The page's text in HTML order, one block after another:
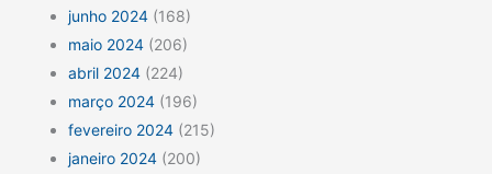
junho 2024 (168)
maio 2024 (206)
abril 2024 (224)
março 2024 (196)
fevereiro 2024 (215)
janeiro 2024 (200)